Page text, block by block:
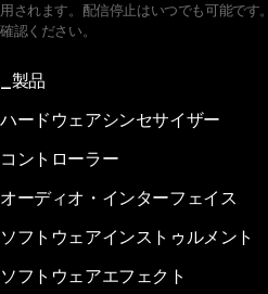
用されます。配信停止はいつでも可能で
確認ください。
製品
ハードウェアシンセサイザー
コントローラー
オーディオ・インターフェイス
ソフトウェアインストゥルメント
ソフトウェアエフェクト